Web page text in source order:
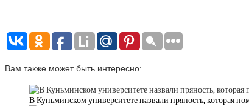
Вам также может быть интересно:
В Куньминском университете назвали пряность, которая